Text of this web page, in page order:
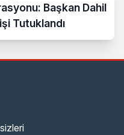
Başkan Dahil
Tutuklandı